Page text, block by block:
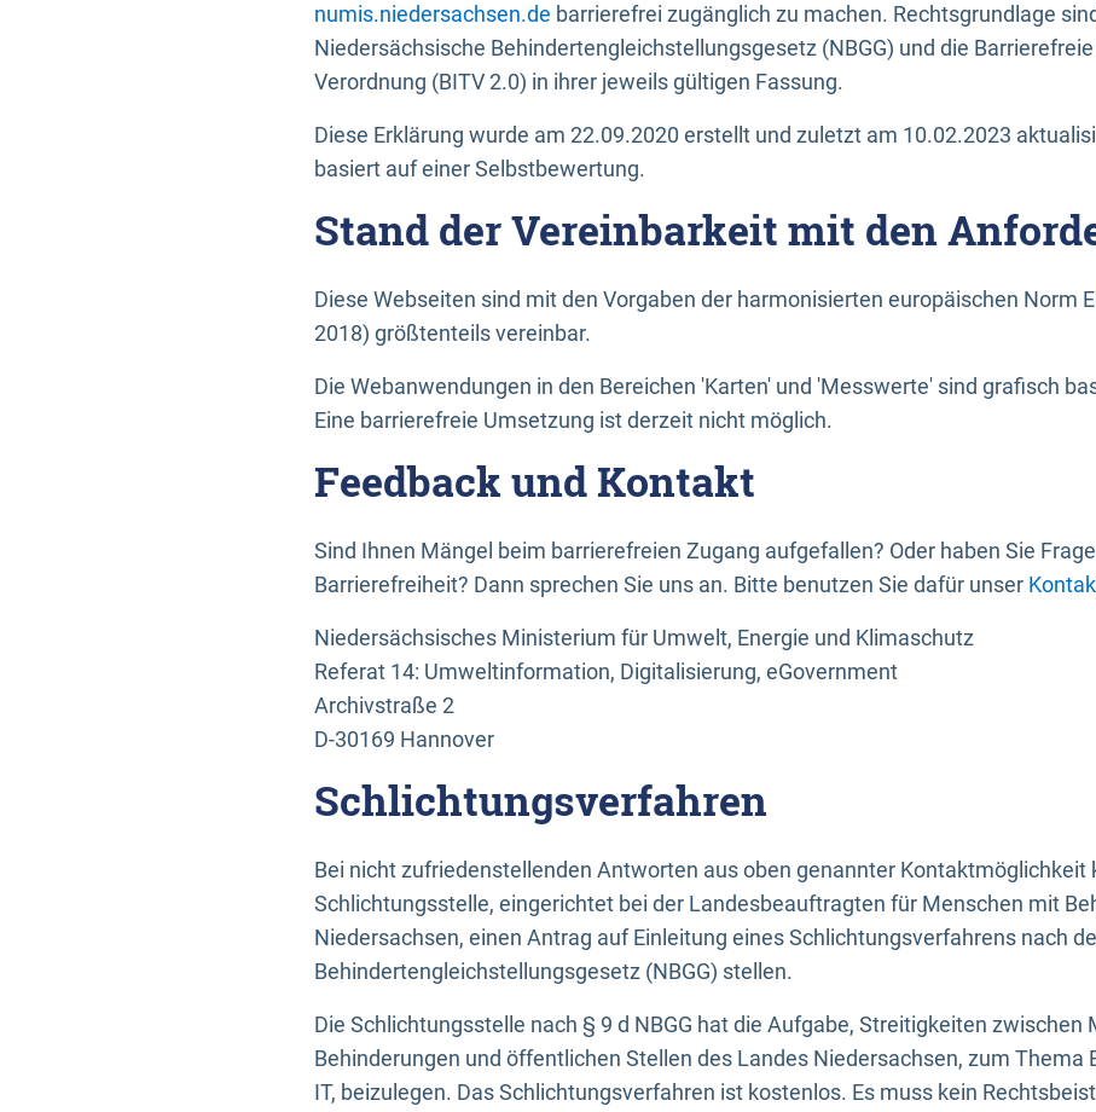
numis.niedersachsen.de barrierefrei zugänglich zu machen. Rechtsgrundlage
Niedersächsische Behindertengleichstellungsgesetz (NBGG) und die
Verordnung (BITV 2.0) in ihrer jeweils gültigen Fassung.
Diese Erklärung wurde am 22.09.2020 erstellt und zuletzt am 10.02.2023
basiert auf einer Selbstbewertung.
Stand der Vereinbarkeit mit den
Diese Webseiten sind mit den Vorgaben der harmonisierten europäischen Norm
2018) größtenteils vereinbar.
Die Webanwendungen in den Bereichen 'Karten' und 'Messwerte' sind grafisch
Eine barrierefreie Umsetzung ist derzeit nicht möglich.
Feedback und Kontakt
Sind Ihnen Mängel beim barrierefreien Zugang aufgefallen? Oder haben Sie
Barrierefreiheit? Dann sprechen Sie uns an. Bitte benutzen Sie dafür unser
Niedersächsisches Ministerium für Umwelt, Energie und Klimaschutz
Referat 14: Umweltinformation, Digitalisierung, eGovernment
Archivstraße 2
D-30169 Hannover
Schlichtungsverfahren
Bei nicht zufriedenstellenden Antworten aus oben genannter Kontaktmöglichkeit
Schlichtungsstelle, eingerichtet bei der Landesbeauftragten für Menschen mit
Niedersachsen, einen Antrag auf Einleitung eines Schlichtungsverfahrens nach
Behindertengleichstellungsgesetz (NBGG) stellen.
Die Schlichtungsstelle nach § 9 d NBGG hat die Aufgabe, Streitigkeiten zwischen
Behinderungen und öffentlichen Stellen des Landes Niedersachsen, zum Thema
IT, beizulegen. Das Schlichtungsverfahren ist kostenlos. Es muss kein